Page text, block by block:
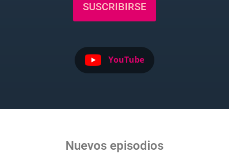
SUSCRIBIRSE
YouTube
Nuevos episodios